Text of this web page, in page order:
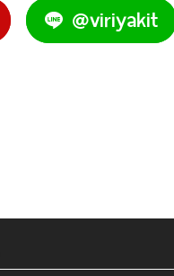
@viriyakit